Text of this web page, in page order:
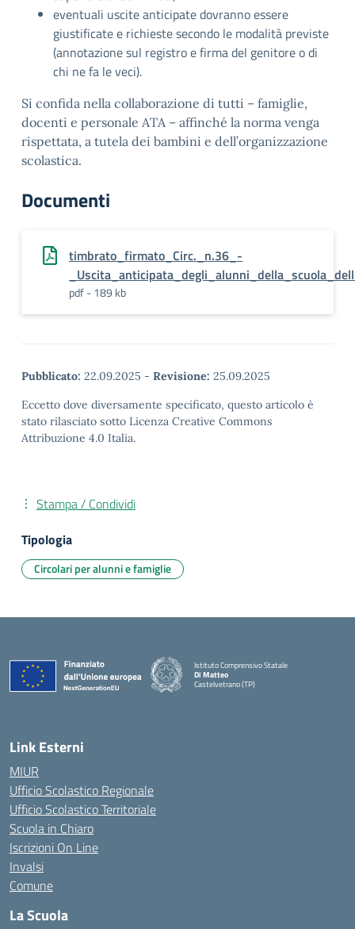
eventuali uscite anticipate dovranno essere
giustificate e richieste secondo le modalità previste
(annotazione sul registro e firma del genitore o di
chi ne fa le veci).
Si confida nella collaborazione di tutti – famiglie,
docenti e personale ATA – affinché la norma venga
rispettata, a tutela dei bambini e dell’organizzazione
scolastica.
Documenti
timbrato_firmato_Circ._n.36_-
pdf - 189 kb
Pubblicato: 22.09.2025 - Revisione: 25.09.2025
Eccetto dove diversamente specificato, questo articolo è
stato rilasciato sotto Licenza Creative Commons
Attribuzione 4.0 Italia.
Stampa / Condividi
Tipologia
Circolari per alunni e famiglie
Istituto Comprensivo Statale
Di Matteo
Castelvetrano (TP)
Link Esterni
MIUR
Ufficio Scolastico Regionale
Ufficio Scolastico Territoriale
Scuola in Chiaro
Iscrizioni On Line
Invalsi
Comune
La Scuola